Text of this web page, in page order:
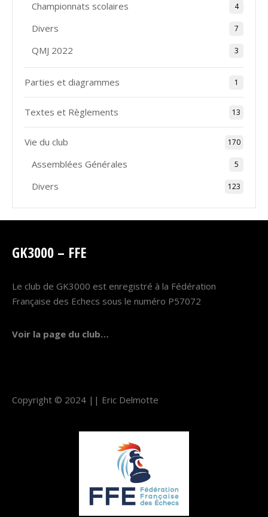
Championnats scolaires 4
Divers 7
QMJ 2022 3
Parties et diagrammes 1
Textes et Règlements 13
Vie du club 170
Assemblées Générales 5
Divers 123
GK3000 – FFE
Le club de GK3000 est enregistré à la Fédération
Française des Echecs sous le numéro P57072
Voir la page du club…
Copyright © 2024 || Eric Delmotte